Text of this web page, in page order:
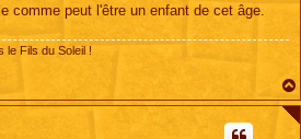
comme peut l'être un enfant de cet âge.
le Fils du Soleil !